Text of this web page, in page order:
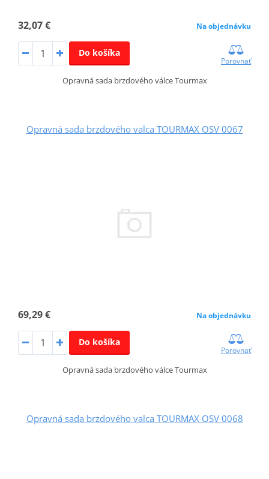
32,07 € Na objednávku
Do košíka
Porovnať
Opravná sada brzdového válce Tourmax
Opravná sada brzdového valca TOURMAX OSV 0067
69,29 € Na objednávku
Do košíka
Porovnať
Opravná sada brzdového válce Tourmax
Opravná sada brzdového valca TOURMAX OSV 0068